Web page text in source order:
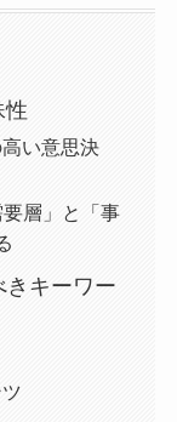
性
い意思決
層」と「事
きキーワー